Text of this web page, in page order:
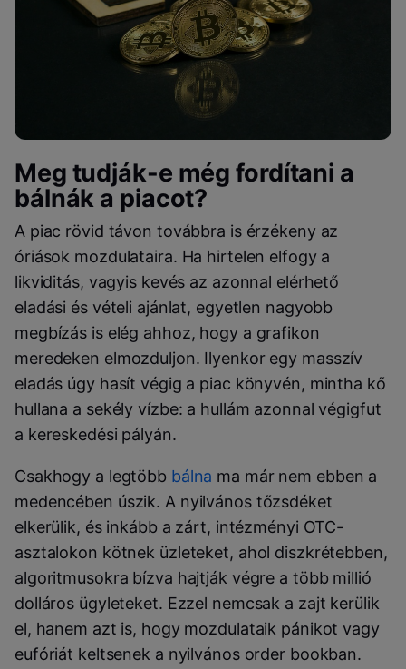
Meg tudják-e még fordítani a
bálnák a piacot?
A piac rövid távon továbbra is érzékeny az
óriások mozdulataira. Ha hirtelen elfogy a
likviditás, vagyis kevés az azonnal elérhető
eladási és vételi ajánlat, egyetlen nagyobb
megbízás is elég ahhoz, hogy a grafikon
meredeken elmozduljon. Ilyenkor egy masszív
eladás úgy hasít végig a piac könyvén, mintha kő
hullana a sekély vízbe: a hullám azonnal végigfut
a kereskedési pályán.
Csakhogy a legtöbb bálna ma már nem ebben a
medencében úszik. A nyilvános tőzsdéket
elkerülik, és inkább a zárt, intézményi OTC-
asztalokon kötnek üzleteket, ahol diszkrétebben,
algoritmusokra bízva hajtják végre a több millió
dolláros ügyleteket. Ezzel nemcsak a zajt kerülik
el, hanem azt is, hogy mozdulataik pánikot vagy
eufóriát keltsenek a nyilvános order bookban.